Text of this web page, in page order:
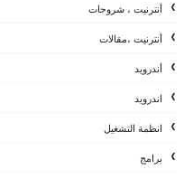
أنترنيت ، شروحات
أنترنيت ،مقالات
أندرويد
اندرويد
انظمة التشغيل
برامج